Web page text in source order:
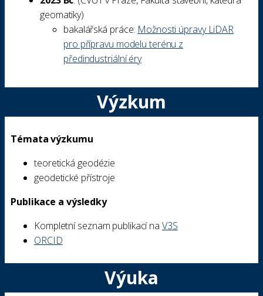
geomatiky)
bakalářská práce: Možnosti úpravy LiDAR
pro přípravu modelu terénu z
předindustriální éry
Výzkum
Témata výzkumu
teoretická geodézie
geodetické přístroje
Publikace a výsledky
Kompletní seznam publikací na V3S
ORCID
Výuka